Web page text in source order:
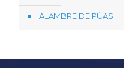
ALAMBRE DE PÚAS